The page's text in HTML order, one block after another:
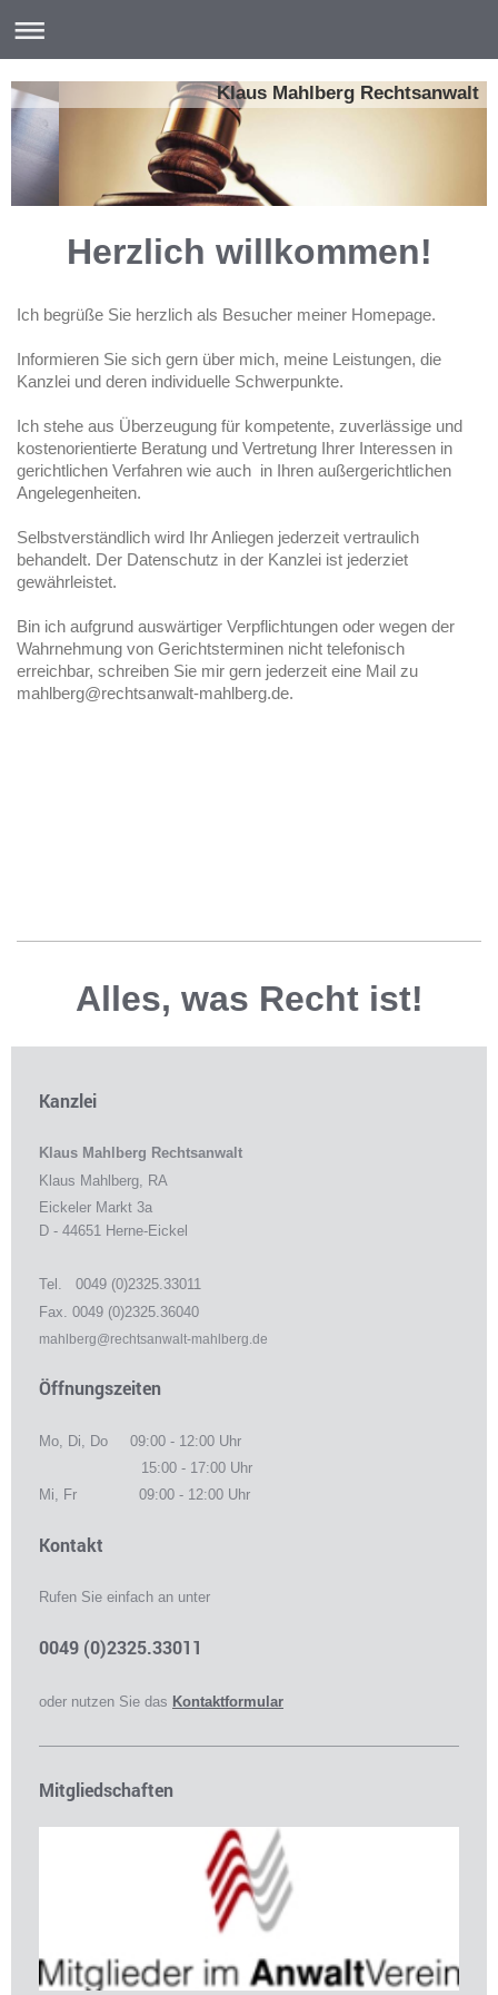
Klaus Mahlberg Rechtsanwalt
Herzlich willkommen!
Ich begrüße Sie herzlich als Besucher meiner Homepage.
Informieren Sie sich gern über mich, meine Leistungen, die
Kanzlei und deren individuelle Schwerpunkte.
Ich stehe aus Überzeugung für kompetente, zuverlässige und
kostenorientierte Beratung und Vertretung Ihrer Interessen in
gerichtlichen Verfahren wie auch in Ihren außergerichtlichen
Angelegenheiten.
Selbstverständlich wird Ihr Anliegen jederzeit vertraulich
behandelt. Der Datenschutz in der Kanzlei ist jederziet
gewährleistet.
Bin ich aufgrund auswärtiger Verpflichtungen oder wegen der
Wahrnehmung von Gerichtsterminen nicht telefonisch
erreichbar, schreiben Sie mir gern jederzeit eine Mail zu
mahlberg@rechtsanwalt-mahlberg.de.
Alles, was Recht ist!
Kanzlei
Klaus Mahlberg Rechtsanwalt
Klaus Mahlberg, RA
Eickeler Markt 3a
D - 44651 Herne-Eickel
Tel. 0049 (0)2325.33011
Fax. 0049 (0)2325.36040
mahlberg@rechtsanwalt-mahlberg.de
Öffnungszeiten
Mo, Di, Do 09:00 - 12:00 Uhr
15:00 - 17:00 Uhr
Mi, Fr 09:00 - 12:00 Uhr
Kontakt
Rufen Sie einfach an unter
0049 (0)2325.33011
oder nutzen Sie das Kontaktformular
Mitgliedschaften